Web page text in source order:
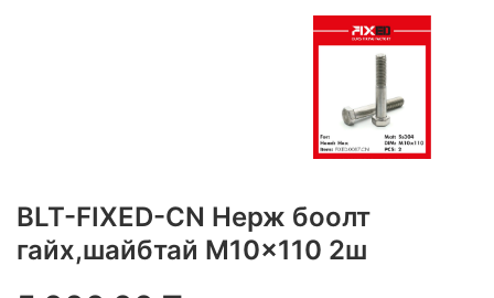
BLT-FIXED-CN Нерж боолт
гайх,шайбтай M10x110 2ш